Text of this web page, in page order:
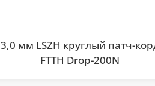
3,0 мм LSZH круглый патч-
FTTH Drop-200N